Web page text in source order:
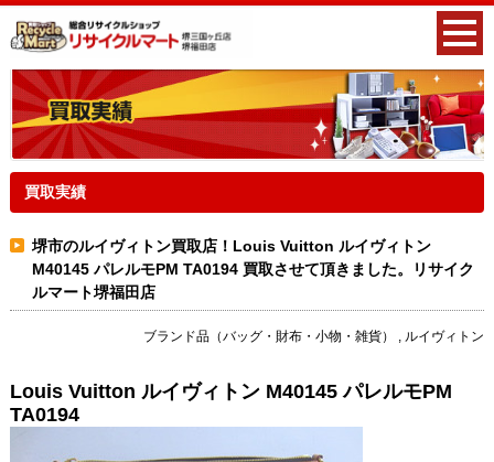
買取実績
堺市のルイヴィトン買取店！Louis Vuitton ルイヴィトン
M40145 パレルモPM TA0194 買取させて頂きました。リサイク
ルマート堺福田店
ブランド品（バッグ・財布・小物・雑貨） , ルイヴィトン
Louis Vuitton ルイヴィトン M40145 パレルモPM
TA0194